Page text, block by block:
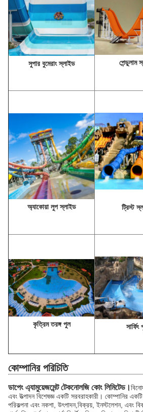
সুপার বুমেরাং স্লাইড পেন্ডুলাম
অ্যাকোয়া লুপ স্লাইড ট্রিস্ট
কৃত্রিম তরঙ্গ পুল সার্ফিং
কোম্পানির পরিচিতি
ডাপেং এ্যামুয়েজমেন্ট টেকনোলজি কোং লিমিটেড।
এবং উত্পাদন বিশেষজ্ঞ একটি সরবরাহকারী। কোম্পানির
পরিকল্পনা এবং নকশা, উৎপাদন,বিক্রয়, ইনস্টলেশন, এবং